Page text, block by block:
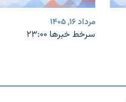
مرداد ۱۶, ۱۴۰۵
سرخط خبرها ۲۳:۰۰